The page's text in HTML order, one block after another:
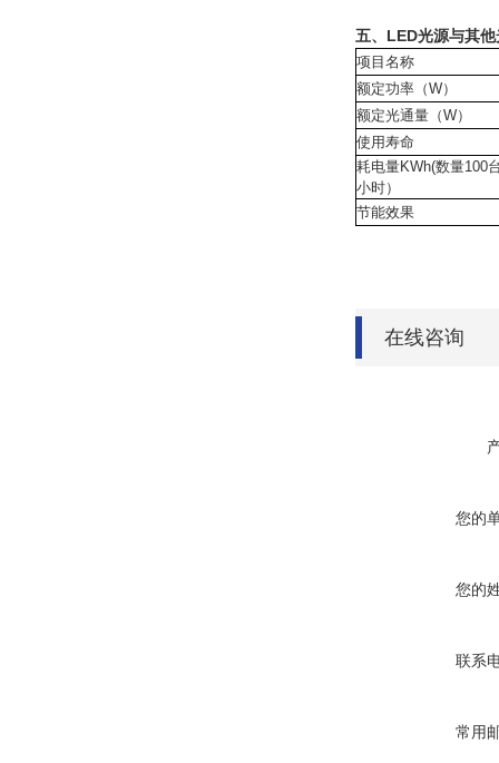
五、LED光源与其
项目名称
额定功率（W）
额定光通量（W）
使用寿命
耗电量KWh(数量100
小时）
节能效果
在线咨询
您的
您的
联系
常用